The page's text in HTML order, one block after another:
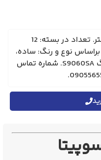
برند: سوپیتا. ابعاد: 60*90 میلیمتر. تعداد در بسته: 12
متر. کد کالا براساس نوع و رنگ: ساده،
کد رنگ 9060SA. چسبدار، کد رنگ S9060SA. شماره تماس